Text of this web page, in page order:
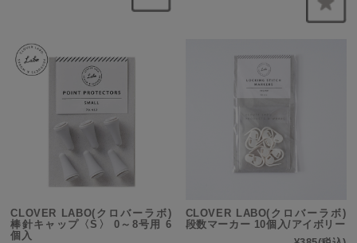
CLOVER LABO(クロバーラボ)
棒針キャップ〈S〉 0～8号用 6
個入
CLOVER LABO(クロバーラボ)
段数マーカー 10個入/アイボリー